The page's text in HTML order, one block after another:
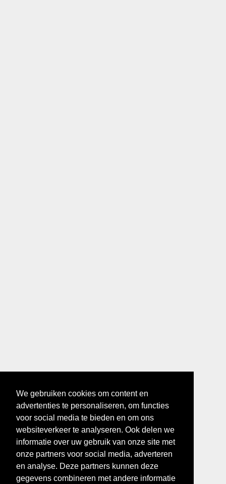
We gebruiken cookies om content en
advertenties te personaliseren, om functies
voor social media te bieden en om ons
websiteverkeer te analyseren. Ook delen we
informatie over uw gebruik van onze site met
onze partners voor social media, adverteren
en analyse. Deze partners kunnen deze
gegevens combineren met andere informatie